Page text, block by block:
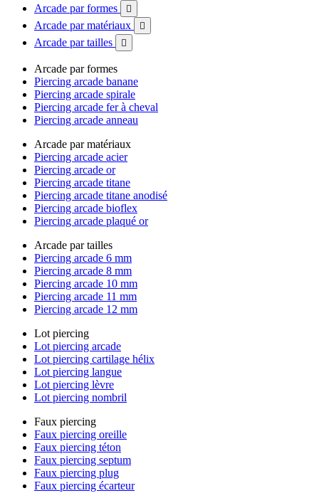
Arcade par formes

Arcade par matériaux 
Arcade par tailles 
Arcade par formes
Piercing arcade banane
Piercing arcade spirale
Piercing arcade fer à cheval
Piercing arcade anneau
Arcade par matériaux
Piercing arcade acier
Piercing arcade or
Piercing arcade titane
Piercing arcade titane anodisé
Piercing arcade bioflex
Piercing arcade plaqué or
Arcade par tailles
Piercing arcade 6 mm
Piercing arcade 8 mm
Piercing arcade 10 mm
Piercing arcade 11 mm
Piercing arcade 12 mm
Lot piercing
Lot piercing arcade
Lot piercing cartilage hélix
Lot piercing langue
Lot piercing lèvre
Lot piercing nombril
Faux piercing
Faux piercing oreille
Faux piercing téton
Faux piercing septum
Faux piercing plug
Faux piercing écarteur